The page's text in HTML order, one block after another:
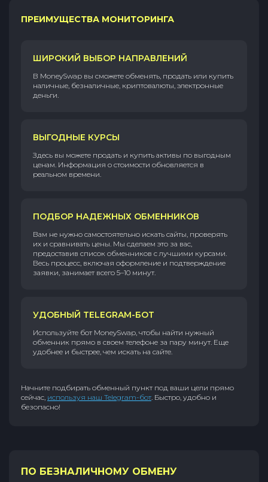
ПРЕИМУЩЕСТВА МОНИТОРИНГА
ШИРОКИЙ ВЫБОР НАПРАВЛЕНИЙ
В MoneySwap вы сможете обменять, продать или купить
наличные, безналичные, криптовалюты, электронные
деньги.
ВЫГОДНЫЕ КУРСЫ
Здесь вы можете продать и купить активы по выгодным
ценам. Информация о стоимости обновляется в
реальном времени.
ПОДБОР НАДЕЖНЫХ ОБМЕННИКОВ
Вам не нужно самостоятельно искать сайты, проверять
их и сравнивать цены. Мы сделаем это за вас,
предоставив список обменников с лучшими курсами.
Весь процесс, включая оформление и подтверждение
заявки, занимает всего 5–10 минут.
УДОБНЫЙ TELEGRAM-БОТ
Используйте бот MoneySwap, чтобы найти нужный
обменник прямо в своем телефоне за пару минут. Еще
удобнее и быстрее, чем искать на сайте.
Начните подбирать обменный пункт под ваши цели прямо
сейчас, используя наш Telegram-бот. Быстро, удобно и
безопасно!
ПО БЕЗНАЛИЧНОМУ ОБМЕНУ